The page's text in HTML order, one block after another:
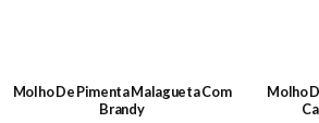
Molho De Pimenta Malagueta Com
Brandy
Molho